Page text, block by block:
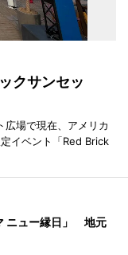
クサンセッ
広場で現在、アメリカ
イベント「Red Brick
ニュー縁日」 地元